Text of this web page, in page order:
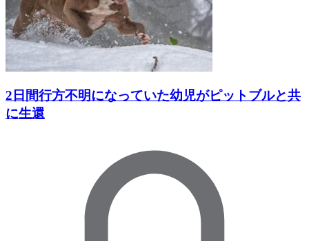
2日間行方不明になっていた幼児がピットブルと共
に生還